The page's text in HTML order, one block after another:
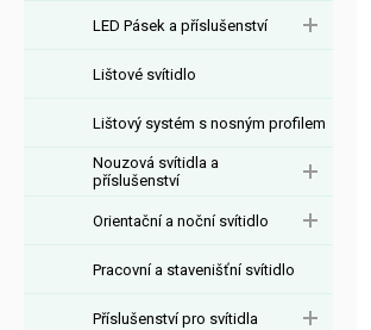
LED Pásek a příslušenství
Lištové svítidlo
Lištový systém s nosným profilem
Nouzová svítidla a
příslušenství
Orientační a noční svítidlo
Pracovní a stavenišťní svítidlo
Příslušenství pro svítidla